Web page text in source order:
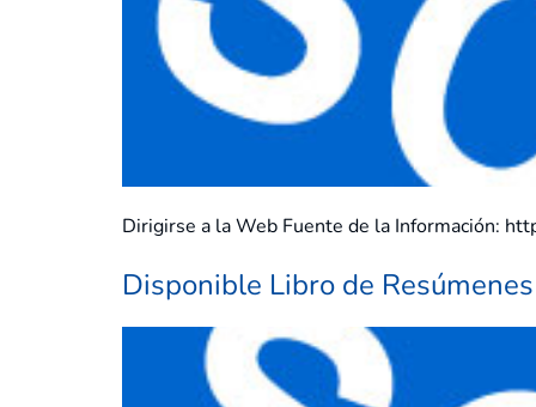
Dirigirse a la Web Fuente de la Información:
Disponible Libro de